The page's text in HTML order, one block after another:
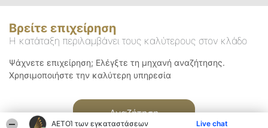
ΑΕΤΟΊ των εγκαταστάσεων Live chat
Βρείτε επιχείρηση
Η κατάταξη περιλαμβάνει τους καλύτερους στον κλάδο
Ψάχνετε επιχείρηση; Ελέγξτε τη μηχανή αναζήτησης.
Χρησιμοποιήστε την καλύτερη υπηρεσία
Αναζήτηση